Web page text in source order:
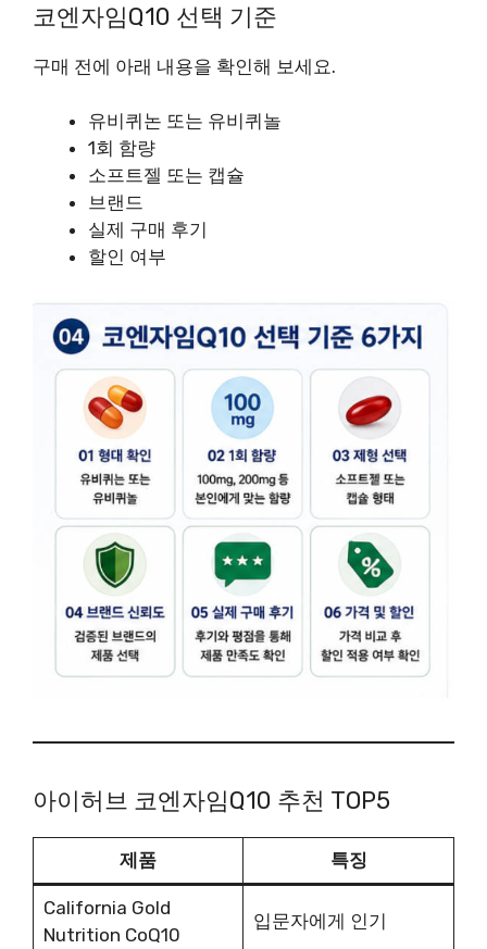
코엔자임Q10 선택 기준
구매 전에 아래 내용을 확인해 보세요.
유비퀴논 또는 유비퀴놀
1회 함량
소프트젤 또는 캡슐
브랜드
실제 구매 후기
할인 여부
아이허브 코엔자임Q10 추천 TOP5
제품 특징
California Gold
Nutrition CoQ10
입문자에게 인기